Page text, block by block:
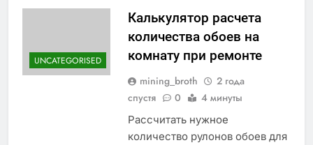
UNCATEGORISED
Калькулятор расчета
количества обоев на
комнату при ремонте
mining_broth
2 года
спустя
0 4 минуты
Рассчитать нужное
количество рулонов обоев для